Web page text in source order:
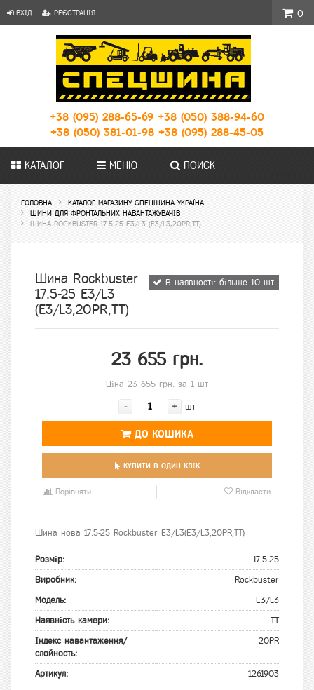
ВХІД РЕЄСТРАЦІЯ
+38 (095) 288-65-69 +38 (050) 388-94-60
+38 (050) 381-01-98 +38 (095) 288-45-05
КАТАЛОГ МЕНЮ ПОИСК
ГОЛОВНА
КАТАЛОГ МАГАЗИНУ СПЕЦШИНА УКРАЇНА
ШИНИ ДЛЯ ФРОНТАЛЬНИХ НАВАНТАЖУВАЧІВ
ШИНА ROCKBUSTER 17.5-25 E3/L3 (E3/L3,20PR,TT)
В наявності: більше 10 шт.
Шина Rockbuster
17.5-25 E3/L3
(E3/L3,20PR,TT)
23 655 грн.
Ціна 23 655 грн. за 1 шт
- + шт
ДО КОШИКА
КУПИТИ В ОДИН КЛІК
Порівняти Відкласти
Шина нова 17.5-25 Rockbuster E3/L3(E3/L3,20PR,TT)
Розмір: 17.5-25
Виробник: Rockbuster
Модель: E3/L3
Наявність камери: TT
Індекс навантаження/
слойность:
20PR
Артикул: 1261903
0